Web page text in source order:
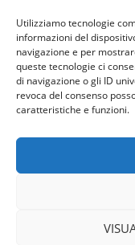
Utilizziamo tecnologie
informazioni del
navigazione e per
queste tecnologie ci
di navigazione o gli ID
revoca del consenso
caratteristiche e funzioni.
© Occhio Viterbese